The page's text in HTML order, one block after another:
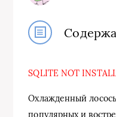
SQLITE NOT
Охлажденный
популярных и